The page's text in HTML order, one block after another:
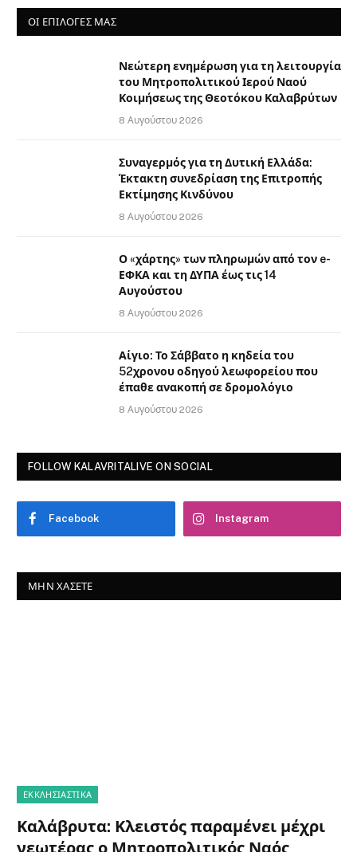
ΟΙ ΕΠΙΛΟΓΈΣ ΜΑΣ
Νεώτερη ενημέρωση για τη λειτουργία
του Μητροπολιτικού Ιερού Ναού
Κοιμήσεως της Θεοτόκου Καλαβρύτων
8 Αυγούστου 2026
Συναγερμός για τη Δυτική Ελλάδα:
Έκτακτη συνεδρίαση της Επιτροπής
Εκτίμησης Κινδύνου
8 Αυγούστου 2026
Ο «χάρτης» των πληρωμών από τον e-
ΕΦΚΑ και τη ΔΥΠΑ έως τις 14
Αυγούστου
8 Αυγούστου 2026
Αίγιο: Το Σάββατο η κηδεία του
52χρονου οδηγού λεωφορείου που
έπαθε ανακοπή σε δρομολόγιο
8 Αυγούστου 2026
FOLLOW KALAVRITALIVE ON SOCIAL
Facebook Instagram
ΜΗΝ ΧΆΣΕΤΕ
ΕΚΚΛΗΣΙΑΣΤΙΚΑ
Καλάβρυτα: Κλειστός παραμένει μέχρι
νεωτέρας ο Μητροπολιτικός Ναός